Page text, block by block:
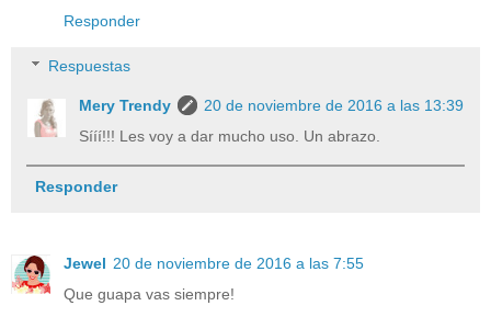
Responder
Respuestas
Mery Trendy
20 de noviembre de 2016 a las 13:39
Sííí!!! Les voy a dar mucho uso. Un abrazo.
Responder
Jewel 20 de noviembre de 2016 a las 7:55
Que guapa vas siempre!